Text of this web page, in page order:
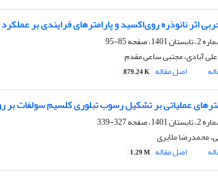
اثر نانوذره روی‌اکسید و پارامترهای فرایندی بر
85-95
آبادی، مجتبی ساعی مقدم
اصل مقاله 879.24 K
عملیاتی بر تشکیل رسوب تبلوری کلسیم سولفات بر
327-339
محمدرضا ملایری
اصل مقاله 1.29 M